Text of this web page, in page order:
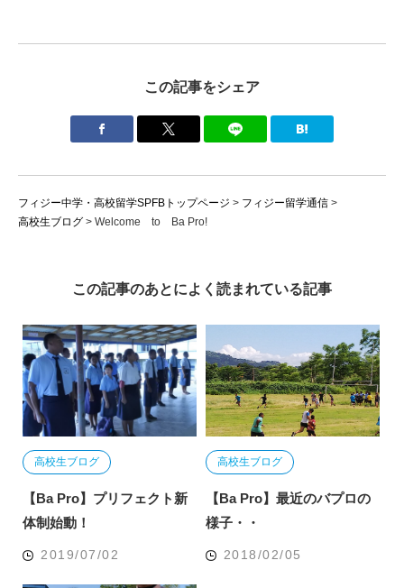
この記事をシェア
フィジー中学・高校留学SPFBトップページ > フィジー留学通信 >
高校生ブログ > Welcome to Ba Pro!
この記事のあとによく読まれている記事
高校生ブログ
【Ba Pro】プリフェクト新
体制始動！
2019/07/02
高校生ブログ
【Ba Pro】最近のバプロの
様子・・
2018/02/05